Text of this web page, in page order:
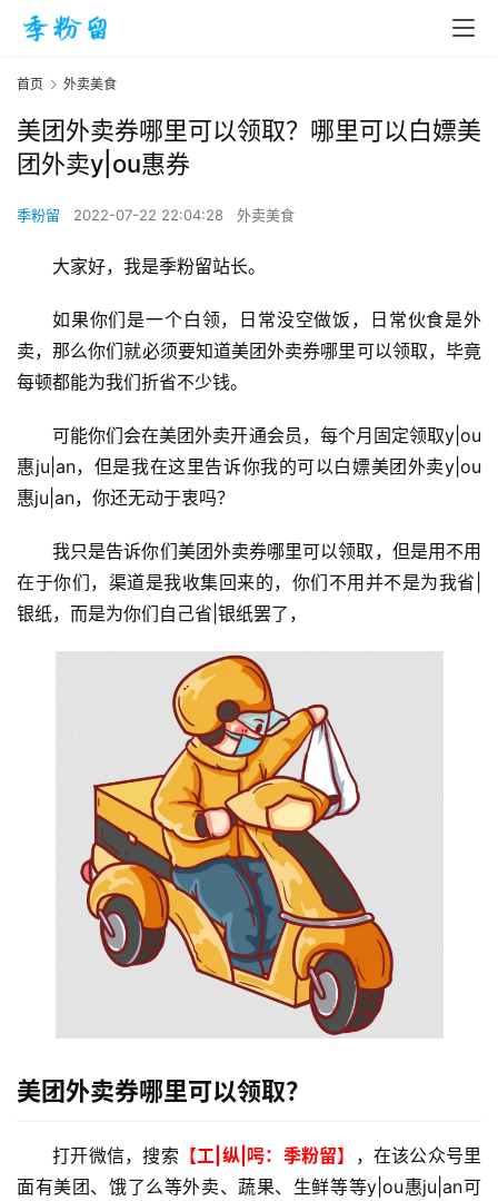
首页 外卖美食
美团外卖券哪里可以领取？哪里可以白嫖美
团外卖y|ou惠券
季粉留 2022-07-22 22:04:28 外卖美食
大家好，我是季粉留站长。
如果你们是一个白领，日常没空做饭，日常伙食是外
卖，那么你们就必须要知道美团外卖券哪里可以领取，毕竟
每顿都能为我们折省不少钱。
可能你们会在美团外卖开通会员，每个月固定领取y|ou
惠ju|an，但是我在这里告诉你我的可以白嫖美团外卖y|ou
惠ju|an，你还无动于衷吗？
我只是告诉你们美团外卖券哪里可以领取，但是用不用
在于你们，渠道是我收集回来的，你们不用并不是为我省|
银纸，而是为你们自己省|银纸罢了，
美团外卖券哪里可以领取？
打开微信，搜索 【工|纵|呺：季粉留】
，在该公众号里
面有美团、饿了么等外卖、蔬果、生鲜等等y|ou惠ju|an可